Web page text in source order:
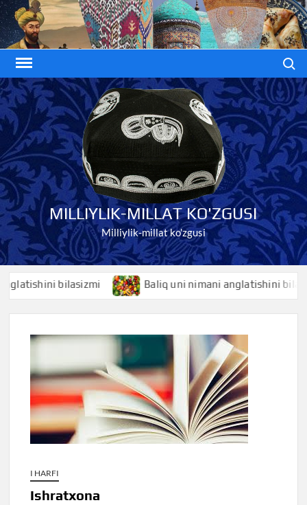
Skip
to
content
MILLIYLIK-MILLAT KO'ZGUSI
Milliylik-millat ko'zgusi
bilasizmi Baliq uni nimani anglatishini bilasizmi
I HARFI
Ishratxona